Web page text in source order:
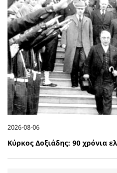
2026-08-06
Κύρκος Δοξιάδης: 90 χρόνια